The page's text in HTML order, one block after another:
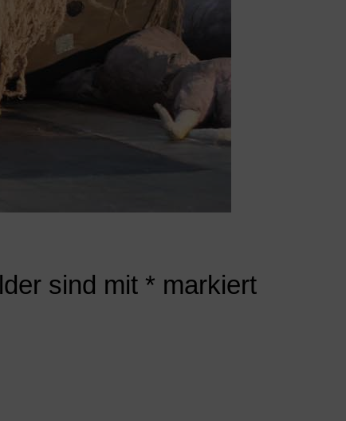
sind mit * markiert